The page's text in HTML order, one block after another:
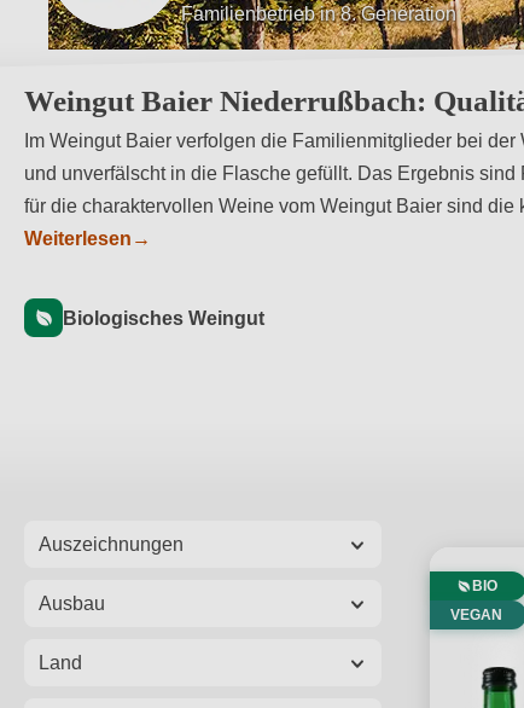
Weine mit klarer Handschrift und
Weingut Baier Niederrußbach:
Im Weingut Baier verfolgen die Familienmitglieder bei
und unverfälscht in die Flasche gefüllt. Das Ergebnis
für die charaktervollen Weine vom Weingut Baier sind
Weiterlesen →
Biologisches Weingut
Auszeichnungen
Ausbau
Land
BIO
VEGAN